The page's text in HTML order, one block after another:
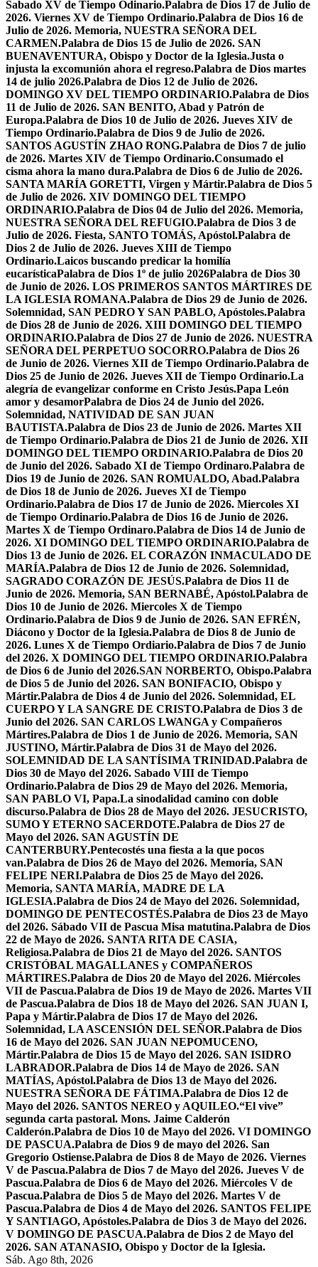
Sabado XV de Tiempo Odinario.Palabra de Dios 17 de Julio de
2026. Viernes XV de Tiempo Ordinario.Palabra de Dios 16 de
Julio de 2026. Memoria, NUESTRA SEÑORA DEL
CARMEN.Palabra de Dios 15 de Julio de 2026. SAN
BUENAVENTURA, Obispo y Doctor de la Iglesia.Justa o
injusta la excomunión ahora el regreso.Palabra de Dios martes
14 de julio 2026.Palabra de Dios 12 de Julio de 2026.
DOMINGO XV DEL TIEMPO ORDINARIO.Palabra de Dios
11 de Julio de 2026. SAN BENITO, Abad y Patrón de
Europa.Palabra de Dios 10 de Julio de 2026. Jueves XIV de
Tiempo Ordinario.Palabra de Dios 9 de Julio de 2026.
SANTOS AGUSTÍN ZHAO RONG.Palabra de Dios 7 de julio
de 2026. Martes XIV de Tiempo Ordinario.Consumado el
cisma ahora la mano dura.Palabra de Dios 6 de Julio de 2026.
SANTA MARÍA GORETTI, Virgen y Mártir.Palabra de Dios 5
de Julio de 2026. XIV DOMINGO DEL TIEMPO
ORDINARIO.Palabra de Dios 04 de Julio del 2026. Memoria,
NUESTRA SEÑORA DEL REFUGIO.Palabra de Dios 3 de
Julio de 2026. Fiesta, SANTO TOMÁS, Apóstol.Palabra de
Dios 2 de Julio de 2026. Jueves XIII de Tiempo
Ordinario.Laicos buscando predicar la homilía
eucarísticaPalabra de Dios 1º de julio 2026Palabra de Dios 30
de Junio de 2026. LOS PRIMEROS SANTOS MÁRTIRES DE
LA IGLESIA ROMANA.Palabra de Dios 29 de Junio de 2026.
Solemnidad, SAN PEDRO Y SAN PABLO, Apóstoles.Palabra
de Dios 28 de Junio de 2026. XIII DOMINGO DEL TIEMPO
ORDINARIO.Palabra de Dios 27 de Junio de 2026. NUESTRA
SEÑORA DEL PERPETUO SOCORRO.Palabra de Dios 26
de Junio de 2026. Viernes XII de Tiempo Ordinario.Palabra de
Dios 25 de Junio de 2026. Jueves XII de Tiempo Ordinario.La
alegría de evangelizar conforme en Cristo Jesús.Papa León
amor y desamorPalabra de Dios 24 de Junio del 2026.
Solemnidad, NATIVIDAD DE SAN JUAN
BAUTISTA.Palabra de Dios 23 de Junio de 2026. Martes XII
de Tiempo Ordinario.Palabra de Dios 21 de Junio de 2026. XII
DOMINGO DEL TIEMPO ORDINARIO.Palabra de Dios 20
de Junio del 2026. Sabado XI de Tiempo Ordinaro.Palabra de
Dios 19 de Junio de 2026. SAN ROMUALDO, Abad.Palabra
de Dios 18 de Junio de 2026. Jueves XI de Tiempo
Ordinario.Palabra de Dios 17 de Junio de 2026. Miercoles XI
de Tiempo Ordinario.Palabra de Dios 16 de Junio de 2026.
Martes X de Tiempo Ordinaro.Palabra de Dios 14 de Junio de
2026. XI DOMINGO DEL TIEMPO ORDINARIO.Palabra de
Dios 13 de Junio de 2026. EL CORAZÓN INMACULADO DE
MARÍA.Palabra de Dios 12 de Junio de 2026. Solemnidad,
SAGRADO CORAZÓN DE JESÚS.Palabra de Dios 11 de
Junio de 2026. Memoria, SAN BERNABÉ, Apóstol.Palabra de
Dios 10 de Junio de 2026. Miercoles X de Tiempo
Ordinario.Palabra de Dios 9 de Junio de 2026. SAN EFRÉN,
Diácono y Doctor de la Iglesia.Palabra de Dios 8 de Junio de
2026. Lunes X de Tiempo Ordiario.Palabra de Dios 7 de Junio
del 2026. X DOMINGO DEL TIEMPO ORDINARIO.Palabra
de Dios 6 de Junio del 2026.SAN NORBERTO, Obispo.Palabra
de Dios 5 de Junio del 2026. SAN BONIFACIO, Obispo y
Mártir.Palabra de Dios 4 de Junio del 2026. Solemnidad, EL
CUERPO Y LA SANGRE DE CRISTO.Palabra de Dios 3 de
Junio del 2026. SAN CARLOS LWANGA y Compañeros
Mártires.Palabra de Dios 1 de Junio de 2026. Memoria, SAN
JUSTINO, Mártir.Palabra de Dios 31 de Mayo del 2026.
SOLEMNIDAD DE LA SANTÍSIMA TRINIDAD.Palabra de
Dios 30 de Mayo del 2026. Sabado VIII de Tiempo
Ordinario.Palabra de Dios 29 de Mayo del 2026. Memoria,
SAN PABLO VI, Papa.La sinodalidad camino con doble
discurso.Palabra de Dios 28 de Mayo del 2026. JESUCRISTO,
SUMO Y ETERNO SACERDOTE.Palabra de Dios 27 de
Mayo del 2026. SAN AGUSTÍN DE
CANTERBURY.Pentecostés una fiesta a la que pocos
van.Palabra de Dios 26 de Mayo del 2026. Memoria, SAN
FELIPE NERI.Palabra de Dios 25 de Mayo del 2026.
Memoria, SANTA MARÍA, MADRE DE LA
IGLESIA.Palabra de Dios 24 de Mayo del 2026. Solemnidad,
DOMINGO DE PENTECOSTÉS.Palabra de Dios 23 de Mayo
del 2026. Sábado VII de Pascua Misa matutina.Palabra de Dios
22 de Mayo de 2026. SANTA RITA DE CASIA,
Religiosa.Palabra de Dios 21 de Mayo del 2026. SANTOS
CRISTÓBAL MAGALLANES y COMPAÑEROS
MÁRTIRES.Palabra de Dios 20 de Mayo del 2026. Miércoles
VII de Pascua.Palabra de Dios 19 de Mayo de 2026. Martes VII
de Pascua.Palabra de Dios 18 de Mayo del 2026. SAN JUAN I,
Papa y Mártir.Palabra de Dios 17 de Mayo del 2026.
Solemnidad, LA ASCENSIÓN DEL SEÑOR.Palabra de Dios
16 de Mayo del 2026. SAN JUAN NEPOMUCENO,
Mártir.Palabra de Dios 15 de Mayo del 2026. SAN ISIDRO
LABRADOR.Palabra de Dios 14 de Mayo de 2026. SAN
MATÍAS, Apóstol.Palabra de Dios 13 de Mayo del 2026.
NUESTRA SEÑORA DE FÁTIMA.Palabra de Dios 12 de
Mayo del 2026. SANTOS NEREO y AQUILEO.“El vive”
segunda carta pastoral. Mons. Jaime Calderón
Calderón.Palabra de Dios 10 de Mayo del 2026. VI DOMINGO
DE PASCUA.Palabra de Dios 9 de mayo del 2026. San
Gregorio Ostiense.Palabra de Dios 8 de Mayo de 2026. Viernes
V de Pascua.Palabra de Dios 7 de Mayo del 2026. Jueves V de
Pascua.Palabra de Dios 6 de Mayo del 2026. Miércoles V de
Pascua.Palabra de Dios 5 de Mayo del 2026. Martes V de
Pascua.Palabra de Dios 4 de Mayo del 2026. SANTOS FELIPE
Y SANTIAGO, Apóstoles.Palabra de Dios 3 de Mayo del 2026.
V DOMINGO DE PASCUA.Palabra de Dios 2 de Mayo del
2026. SAN ATANASIO, Obispo y Doctor de la Iglesia.
Sáb. Ago 8th, 2026